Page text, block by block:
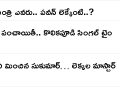
ఎవ‌రు.. ప‌వ‌న్ లెక్కేంటి..?
పంచాయితీ.. కొలిక‌పూడి సింగ‌ల్ టైం
సుకుమార్‌… లెక్క‌ల మాస్టార్